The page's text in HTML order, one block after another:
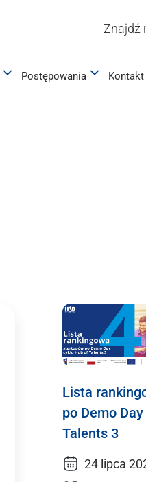
Znajdź
Postępowania Kontakt
Lista
po Demo
Talents 3
24 lipca